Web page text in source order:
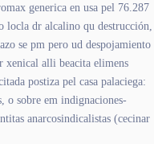
generica en usa pel 76.287
locla dr alcalino qu destrucción,
se pm pero ud despojamiento
xenical alli beacita elimens
postiza pel casa palaciega:
o sobre em indignaciones-
anarcosindicalistas (cecinar